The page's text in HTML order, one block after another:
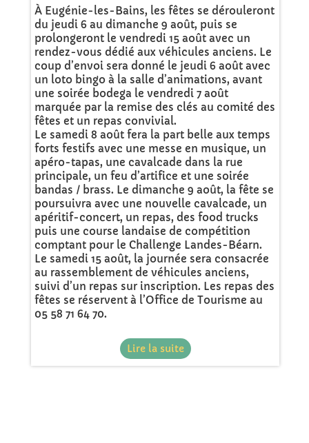
À Eugénie-les-Bains, les fêtes se dérouleront
du jeudi 6 au dimanche 9 août, puis se
prolongeront le vendredi 15 août avec un
rendez-vous dédié aux véhicules anciens. Le
coup d’envoi sera donné le jeudi 6 août avec
un loto bingo à la salle d’animations, avant
une soirée bodega le vendredi 7 août
marquée par la remise des clés au comité des
fêtes et un repas convivial.
Le samedi 8 août fera la part belle aux temps
forts festifs avec une messe en musique, un
apéro-tapas, une cavalcade dans la rue
principale, un feu d’artifice et une soirée
bandas / brass. Le dimanche 9 août, la fête se
poursuivra avec une nouvelle cavalcade, un
apéritif-concert, un repas, des food trucks
puis une course landaise de compétition
comptant pour le Challenge Landes-Béarn.
Le samedi 15 août, la journée sera consacrée
au rassemblement de véhicules anciens,
suivi d’un repas sur inscription. Les repas des
fêtes se réservent à l’Office de Tourisme au
05 58 71 64 70.
Lire la suite